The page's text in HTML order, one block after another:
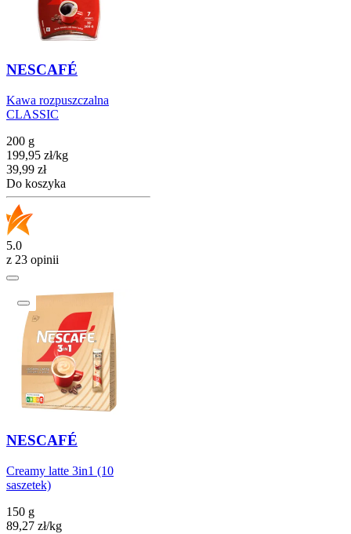
NESCAFÉ
Kawa rozpuszczalna
CLASSIC
200 g
199,95 zł/kg
Cena
39,99 zł
Do koszyka
5.0
z 23 opinii
NESCAFÉ
Creamy latte 3in1 (10
saszetek)
150 g
89,27 zł/kg